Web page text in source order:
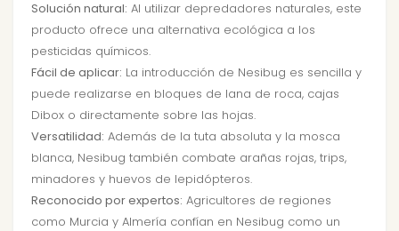
Solución natural: Al utilizar depredadores naturales, este
producto ofrece una alternativa ecológica a los
pesticidas químicos.
Fácil de aplicar: La introducción de Nesibug es sencilla y
puede realizarse en bloques de lana de roca, cajas
Dibox o directamente sobre las hojas.
Versatilidad: Además de la tuta absoluta y la mosca
blanca, Nesibug también combate arañas rojas, trips,
minadores y huevos de lepidópteros.
Reconocido por expertos: Agricultores de regiones
como Murcia y Almería confían en Nesibug como un